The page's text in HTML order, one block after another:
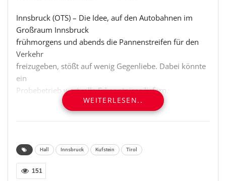
Innsbruck (OTS) – Die Idee, auf den Autobahnen im
Großraum Innsbruck
frühmorgens und abends die Pannenstreifen für den
Verkehr
freizugeben, stößt auf wenig Gegenliebe. Dabei könnte
ein
Probebetrieb wertvolle Erkenntnisse liefern.
Tirol steckt wieder einmal mitten in einer heftigen
den Stauzonen
rund um Innsbruck zeitweise berechtigt sein soll, den
Pannenstreifen
WEITERLESEN..
Hall Innsbruck Kufstein Tirol
151